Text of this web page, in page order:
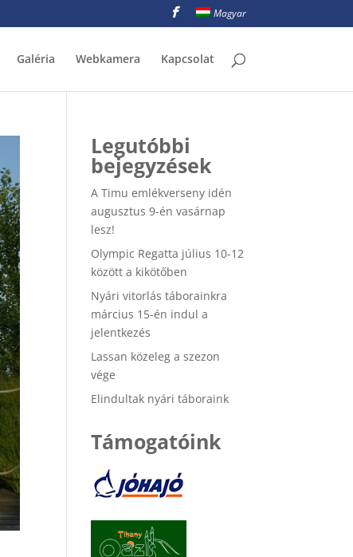
Magyar
Galéria Webkamera Kapcsolat
Legutóbbi
bejegyzések
A Timu emlékverseny idén
augusztus 9-én vasárnap
lesz!
Olympic Regatta július 10-12
között a kikötőben
Nyári vitorlás táborainkra
március 15-én indul a
jelentkezés
Lassan közeleg a szezon
vége
Elindultak nyári táboraink
Támogatóink